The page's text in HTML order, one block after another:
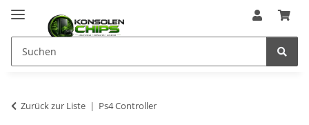
Zurück zur Liste Ps4 Controller